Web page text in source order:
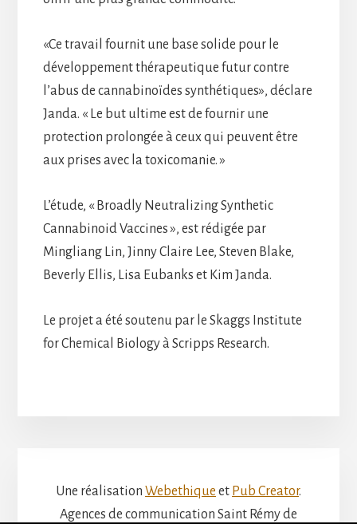
«Ce travail fournit une base solide pour le
développement thérapeutique futur contre
l’abus de cannabinoïdes synthétiques», déclare
Janda. « Le but ultime est de fournir une
protection prolongée à ceux qui peuvent être
aux prises avec la toxicomanie. »
L’étude, « Broadly Neutralizing Synthetic
Cannabinoid Vaccines », est rédigée par
Mingliang Lin, Jinny Claire Lee, Steven Blake,
Beverly Ellis, Lisa Eubanks et Kim Janda.
Le projet a été soutenu par le Skaggs Institute
for Chemical Biology à Scripps Research.
Une réalisation Webethique et Pub Creator.
Agences de communication Saint Rémy de